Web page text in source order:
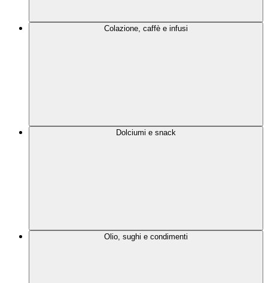
Colazione, caffè e infusi
Dolciumi e snack
Olio, sughi e condimenti